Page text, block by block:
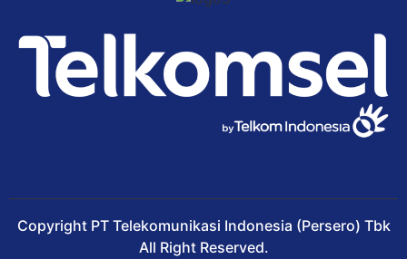
Copyright PT Telekomunikasi Indonesia (Persero) Tbk
All Right Reserved.